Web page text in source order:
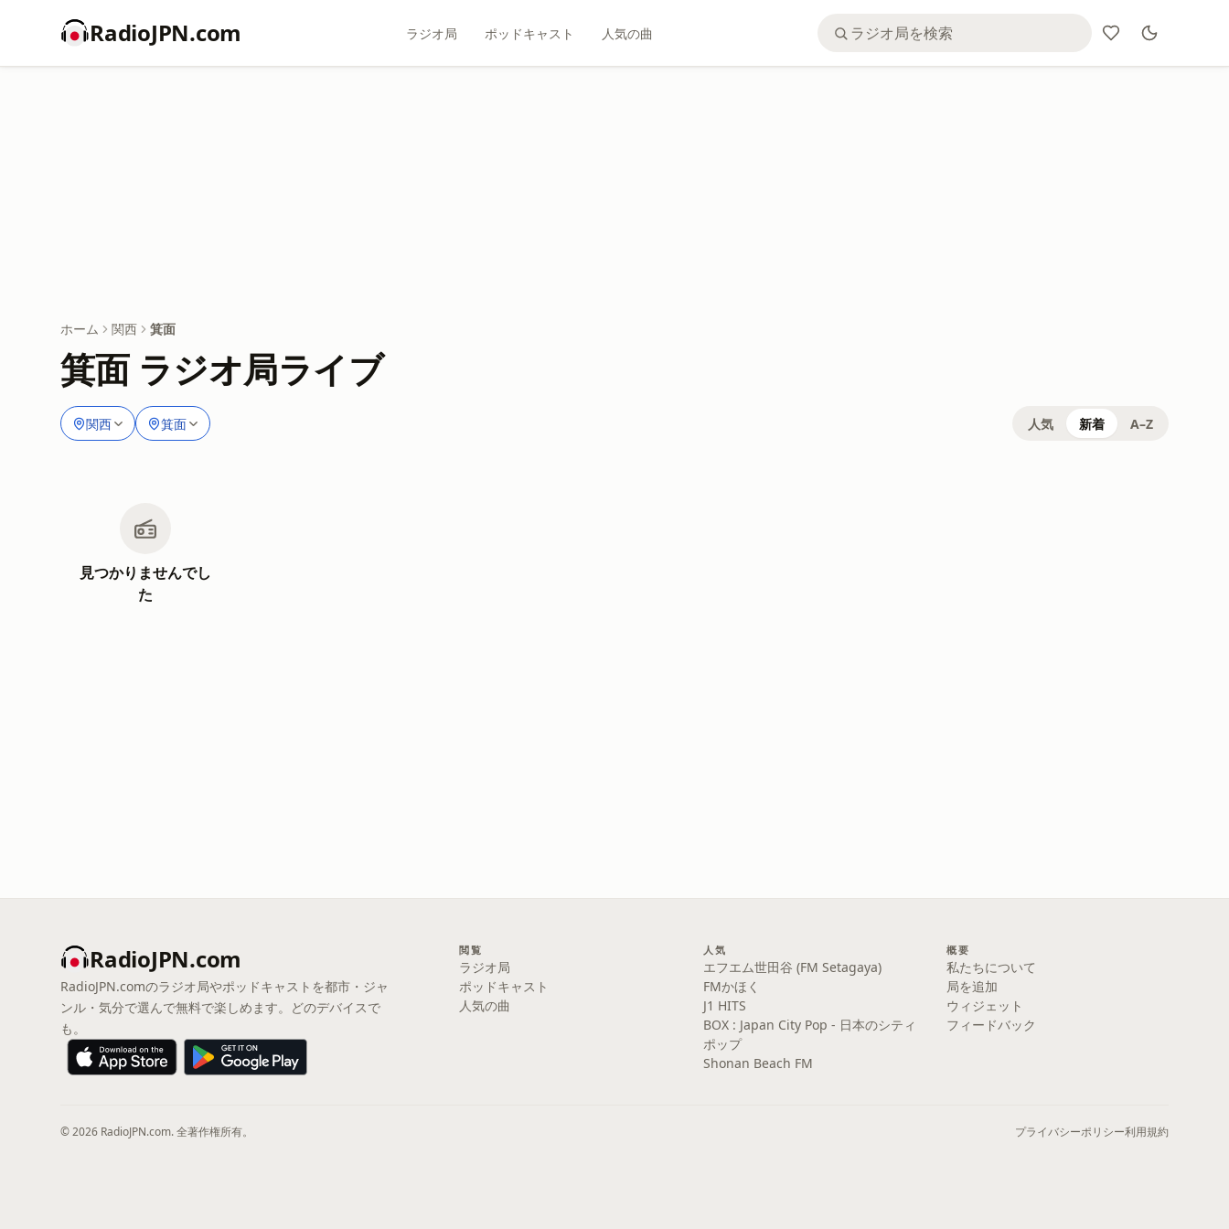
RadioJPN.com ラジオ局 ポッドキャスト 人気の曲
ホーム 関西 箕面
箕面 ラジオ局ライブ
関西 箕面 人気 新着 A–Z
見つかりませんでし
た
RadioJPN.com
RadioJPN.comのラジオ局やポッドキャストを都市・ジャ
ンル・気分で選んで無料で楽しめます。どのデバイスで
も。
閲覧
ラジオ局
ポッドキャスト
人気の曲
人気
エフエム世田谷 (FM Setagaya)
FMかほく
J1 HITS
BOX : Japan City Pop - 日本のシティ
ポップ
Shonan Beach FM
概要
私たちについて
局を追加
ウィジェット
フィードバック
© 2026 RadioJPN.com. 全著作権所有。 プライバシーポリシー利用規約